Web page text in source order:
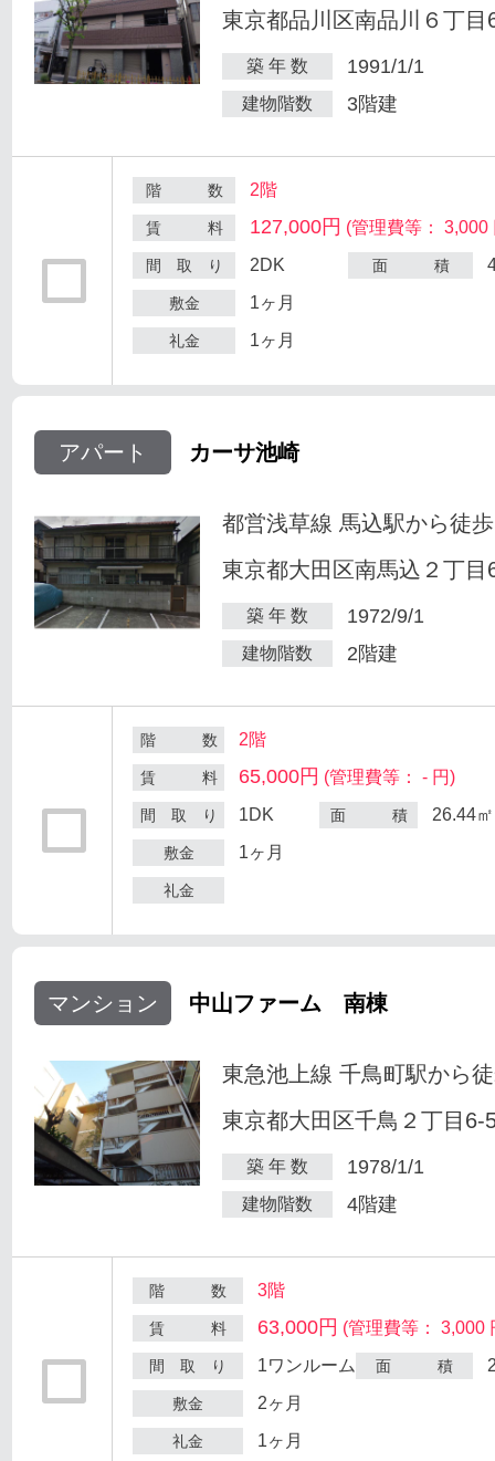
東京都品川区南品川６丁目
築 年 数 1991/1/1
建物階数 3階建
階 数 2階
賃 料 127,000円 (管理費等： 3,000
間 取 り 2DK 面 積
敷金 1ヶ月
礼金 1ヶ月
アパート カーサ池崎
都営浅草線 馬込駅から徒
東京都大田区南馬込２丁目
築 年 数 1972/9/1
建物階数 2階建
階 数 2階
賃 料 65,000円 (管理費等： - 円)
間 取 り 1DK 面 積 26.44㎡
敷金 1ヶ月
礼金
マンション 中山ファーム 南棟
東急池上線 千鳥町駅から
東京都大田区千鳥２丁目6-
築 年 数 1978/1/1
建物階数 4階建
階 数 3階
賃 料 63,000円 (管理費等： 3,000
間 取 り 1ワンルーム 面 積
敷金 2ヶ月
礼金 1ヶ月